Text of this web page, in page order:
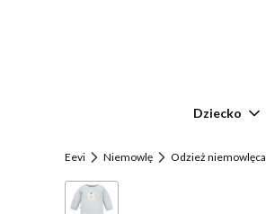
Dziecko
Eevi Niemowlę Odzież niemowlęca